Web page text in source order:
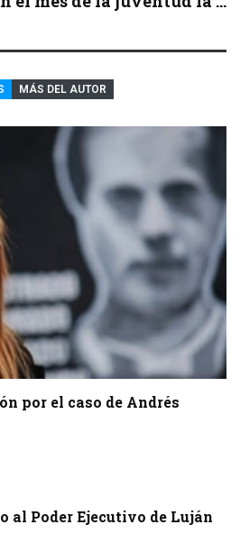
MÁS DEL AUTOR
por el caso de Andrés
al Poder Ejecutivo de Luján